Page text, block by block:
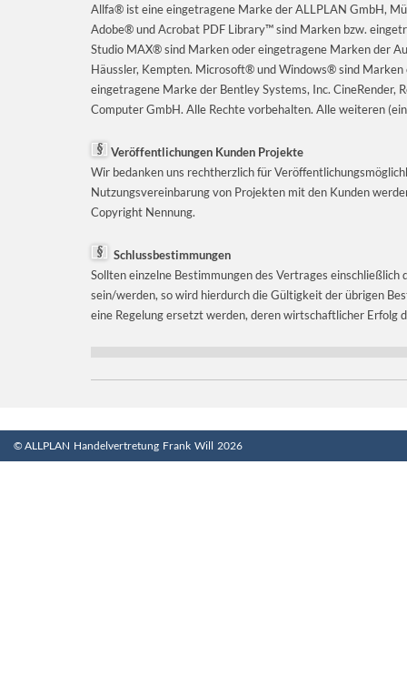
Allfa® ist eine eingetragene Marke der ALLPLAN GmbH,
Adobe® und Acrobat PDF Library™ sind Marken bzw.
Studio MAX® sind Marken oder eingetragene Marken der
Häussler, Kempten. Microsoft® und Windows® sind
eingetragene Marke der Bentley Systems, Inc. CineRender,
Computer GmbH. Alle Rechte vorbehalten. Alle weiteren
Veröffentlichungen Kunden Projekte
Wir bedanken uns rechtherzlich für
Nutzungsvereinbarung von Projekten mit den Kunden
Copyright Nennung.
Schlussbestimmungen
Sollten einzelne Bestimmungen des Vertrages
sein/werden, so wird hierdurch die Gültigkeit der übrigen
eine Regelung ersetzt werden, deren wirtschaftlicher Erfolg
© ALLPLAN Handelvertretung Frank Will 2026